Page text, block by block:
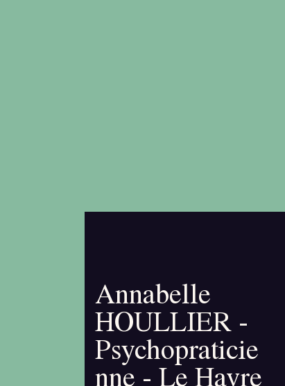
Annabelle
HOULLIER -
Psychopraticie
nne - Le Havre